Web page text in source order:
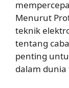
Menurut
teknik
tentang
penting
dalam dunia